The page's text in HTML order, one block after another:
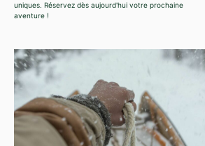
uniques. Réservez dès aujourd'hui votre prochaine
aventure !